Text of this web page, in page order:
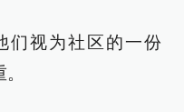
们视为社区的一份